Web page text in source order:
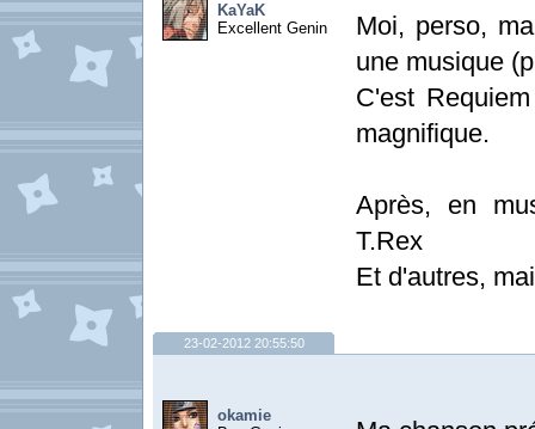
KaYaK
Excellent Genin
Moi, perso,
une musique
C'est
magnifique.
Après, en
T.Rex
Et d'autres,
23-02-2012 20:55:50
okamie